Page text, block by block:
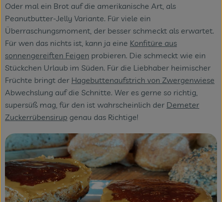
Oder mal ein Brot auf die amerikanische Art, als
Peanutbutter-Jelly Variante. Für viele ein
Überraschungsmoment, der besser schmeckt als erwartet.
Für wen das nichts ist, kann ja eine Konfitüre aus
sonnengereiften Feigen probieren. Die schmeckt wie ein
Stückchen Urlaub im Süden. Für die Liebhaber heimischer
Früchte bringt der Hagebuttenaufstrich von Zwergenwiese
Abwechslung auf die Schnitte. Wer es gerne so richtig,
supersüß mag, für den ist wahrscheinlich der Demeter
Zuckerrübensirup genau das Richtige!